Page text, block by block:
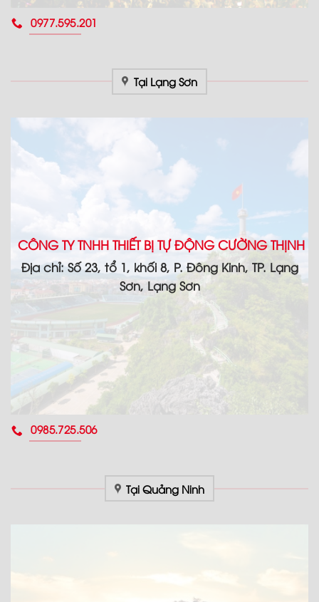
0977.595.201
Tại Lạng Sơn
CÔNG TY TNHH THIẾT BỊ TỰ ĐỘNG CƯỜNG THỊNH
Địa chỉ: Số 23, tổ 1, khối 8, P. Đông Kinh, TP. Lạng
Sơn, Lạng Sơn
0985.725.506
Tại Quảng Ninh